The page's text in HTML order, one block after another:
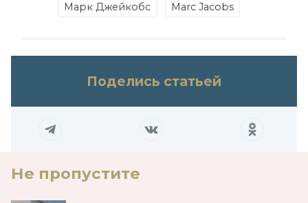
Марк Джейкобс Marc Jacobs
Поделись статьей
Не пропустите